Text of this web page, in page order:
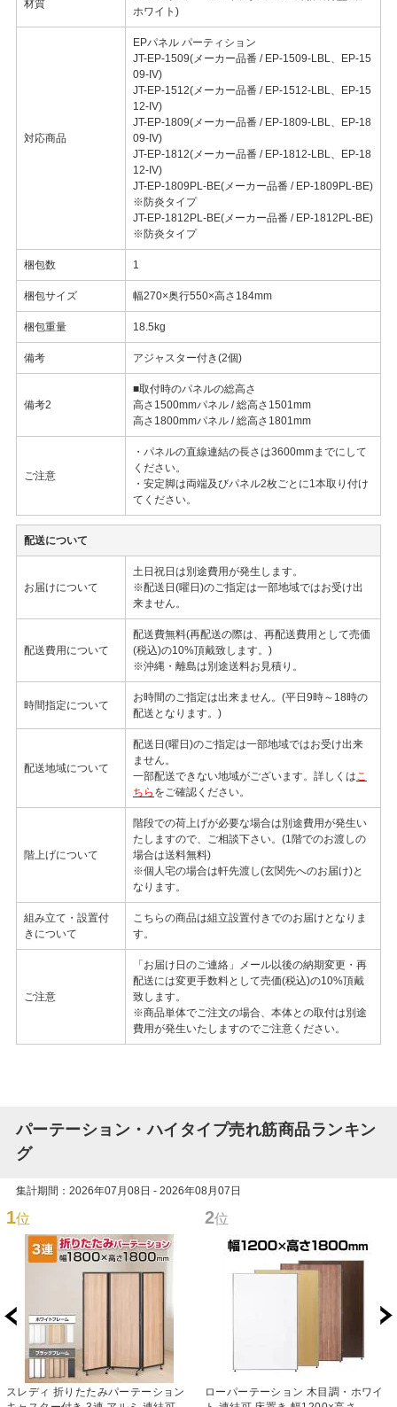
材質
ホワイト)
対応商品
EPパネル パーティション
JT-EP-1509(メーカー品番 / EP-1509-LBL、EP-15
09-IV)
JT-EP-1512(メーカー品番 / EP-1512-LBL、EP-15
12-IV)
JT-EP-1809(メーカー品番 / EP-1809-LBL、EP-18
09-IV)
JT-EP-1812(メーカー品番 / EP-1812-LBL、EP-18
12-IV)
JT-EP-1809PL-BE(メーカー品番 / EP-1809PL-BE)
※防炎タイプ
JT-EP-1812PL-BE(メーカー品番 / EP-1812PL-BE)
※防炎タイプ
梱包数 1
梱包サイズ 幅270×奥行550×高さ184mm
梱包重量 18.5kg
備考 アジャスター付き(2個)
備考2
■取付時のパネルの総高さ
高さ1500mmパネル / 総高さ1501mm
高さ1800mmパネル / 総高さ1801mm
ご注意
・パネルの直線連結の長さは3600mmまでにして
ください。
・安定脚は両端及びパネル2枚ごとに1本取り付け
てください。
配送について
お届けについて
土日祝日は別途費用が発生します。
※配送日(曜日)のご指定は一部地域ではお受け出
来ません。
配送費用について
配送費無料(再配送の際は、再配送費用として売価
(税込)の10%頂戴致します。)
※沖縄・離島は別途送料お見積り。
時間指定について
お時間のご指定は出来ません。(平日9時～18時の
配送となります。)
配送地域について
配送日(曜日)のご指定は一部地域ではお受け出来
ません。
一部配送できない地域がございます。詳しくは こ
ちら をご確認ください。
階上げについて
階段での荷上げが必要な場合は別途費用が発生い
たしますので、ご相談下さい。(1階でのお渡しの
場合は送料無料)
※個人宅の場合は軒先渡し(玄関先へのお届け)と
なります。
組み立て・設置付
きについて
こちらの商品は組立設置付きでのお届けとなりま
す。
ご注意
「お届け日のご連絡」メール以後の納期変更・再
配送には変更手数料として売価(税込)の10%頂戴
致します。
※商品単体でご注文の場合、本体との取付は別途
費用が発生いたしますのでご注意ください。
パーテーション・ハイタイプ売れ筋商品ランキン
グ
集計期間：2026年07月08日 - 2026年08月07日
1位
スレディ 折りたたみパーテーション
2位
ローパーテーション 木目調・ホワイ